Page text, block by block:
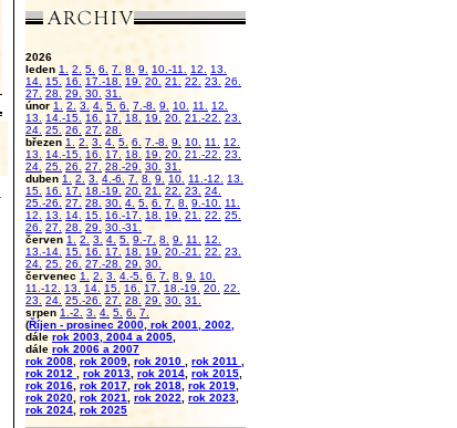
2026
leden 1. 2. 5. 6. 7. 8. 9. 10.-11. 12.
13.
14.
15. 16. 17.-18. 19. 20. 21. 22. 23.
26.
27.
28. 29. 30. 31.
únor 1. 2. 3. 4. 5. 6. 7.-8. 9. 10. 11.
12.
13.
14.-15. 16. 17. 18. 19. 20. 21.-22.
23.
24. 25. 26. 27.
28.
březen 1. 2. 3. 4. 5. 6. 7.-8. 9. 10. 11.
12.
13.
14.-15. 16. 17. 18. 19. 20. 21.-22.
23.
24. 25. 26. 27. 28.-29. 30. 31.
duben 1. 2. 3. 4.-6. 7. 8. 9. 10. 11.-12.
13.
15.
16. 17. 18.-19. 20. 21. 22. 23.
24.
25.-26.
27. 28. 30. 4. 5. 6. 7. 8. 9.-10.
11.
12.
13. 14. 15. 16.-17. 18. 19. 21. 22.
25.
26.
27. 28. 29.
30.-31.
červen 1. 2. 3. 4. 5. 9.-7. 8. 9. 11.
12.
13.-14.
15. 16. 17. 18. 19. 20.-21. 22.
23.
24. 25. 26. 27.-28. 29.
30.
červenec 1. 2. 3. 4.-5. 6. 7. 8. 9.
10.
11.-12.
13. 14. 15. 16. 17. 18.-19. 20. 22.
23.
24. 25.-26. 27. 28. 29. 30. 31.
srpen 1.-2. 3. 4. 5. 6. 7.
(Říjen - prosinec 2000, rok 2001, 2002,
dále rok 2003, 2004 a 2005
dále rok 2006 a 2007
rok 2008 rok 2009 rok 2010 rok 2011
rok 2012
rok 2013 rok 2014 rok 2015
rok 2016 rok 2017 rok 2018 rok 2019
rok 2020 rok 2021 rok 2022 rok 2023
rok 2024 rok 2025